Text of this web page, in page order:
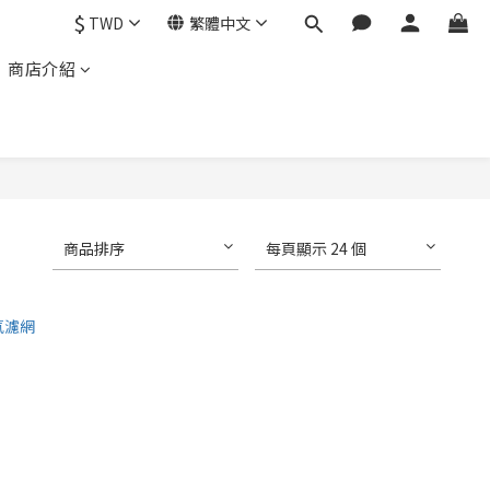
$ TWD 繁體中文
商店介紹
商品排序 每頁顯示 24 個